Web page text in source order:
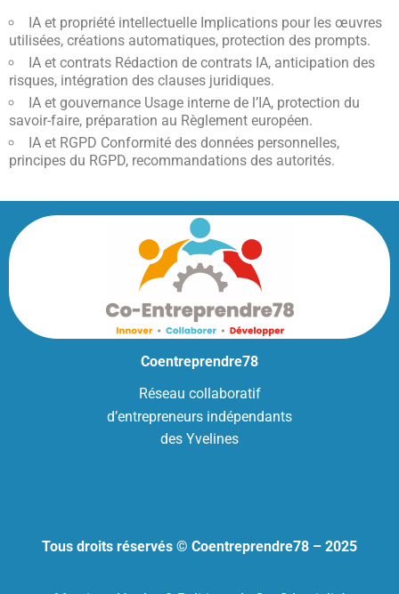
IA et propriété intellectuelle Implications pour les œuvres
utilisées, créations automatiques, protection des prompts.
IA et contrats Rédaction de contrats IA, anticipation des
risques, intégration des clauses juridiques.
IA et gouvernance Usage interne de l’IA, protection du
savoir-faire, préparation au Règlement européen.
IA et RGPD Conformité des données personnelles,
principes du RGPD, recommandations des autorités.
Coentreprendre78
Réseau collaboratif
d’entrepreneurs indépendants
des Yvelines
Tous droits réservés © Coentreprendre78 – 2025